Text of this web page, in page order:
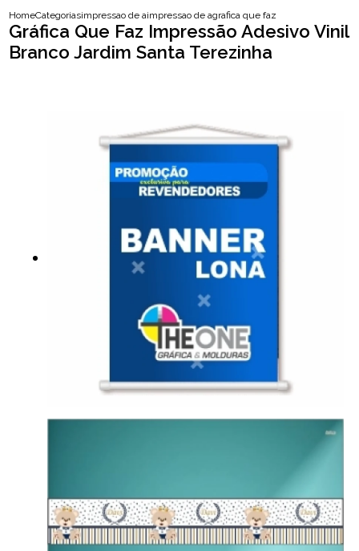
HomeCategoriasimpressao de adesivosimpressao de adesivo envelopamento
grafica que faz impressao
Gráfica Que Faz Impressão Adesivo Vinil
Branco Jardim Santa Terezinha